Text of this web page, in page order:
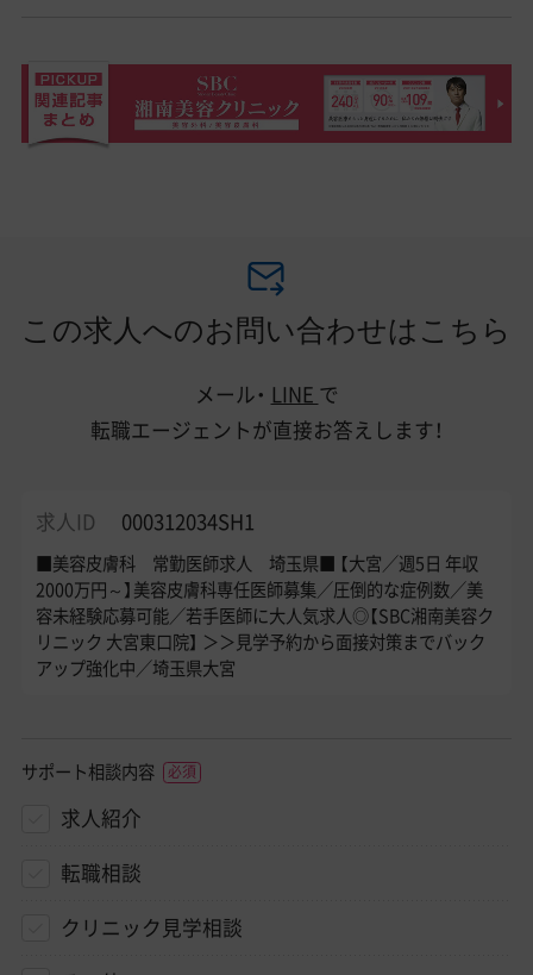
この求人へのお問い合わせはこちら
メール・ LINE で
転職エージェントが直接お答えします！
求人ID 000312034SH1
■美容皮膚科 常勤医師求人 埼玉県■ 【大宮／週5日 年収
2000万円～】美容皮膚科専任医師募集／圧倒的な症例数／美
容未経験応募可能／若手医師に大人気求人◎【SBC湘南美容ク
リニック 大宮東口院】 ＞＞見学予約から面接対策までバック
アップ強化中／埼玉県大宮
サポート相談内容
求人紹介
転職相談
クリニック見学相談